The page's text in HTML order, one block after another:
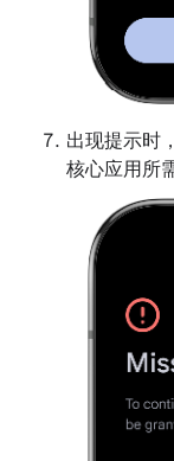
出现提示时
核心应用所